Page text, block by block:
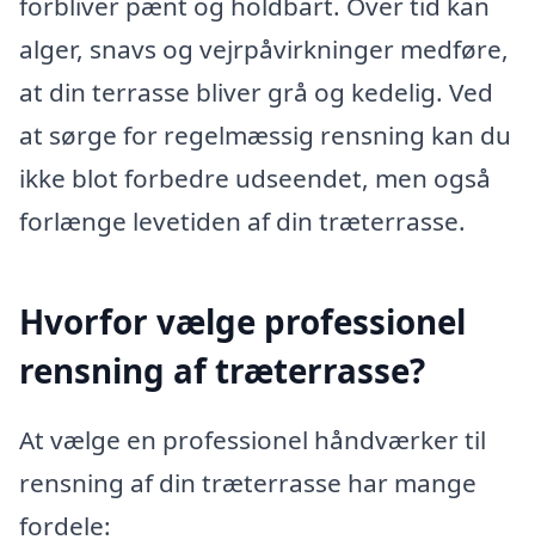
alger, snavs og vejrpåvirkninger medføre,
at din terrasse bliver grå og kedelig. Ved
at sørge for regelmæssig rensning kan du
ikke blot forbedre udseendet, men også
forlænge levetiden af din træterrasse.
Hvorfor vælge professionel
rensning af træterrasse?
At vælge en professionel håndværker til
rensning af din træterrasse har mange
fordele: